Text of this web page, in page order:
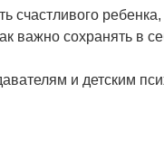
счастливого
важно сохранять в
и детским